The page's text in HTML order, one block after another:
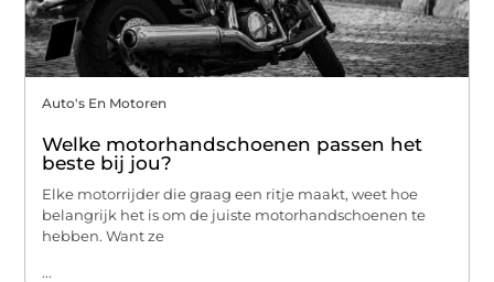
Auto's En Motoren
Welke motorhandschoenen passen het
beste bij jou?
Elke motorrijder die graag een ritje maakt, weet hoe
belangrijk het is om de juiste motorhandschoenen te
hebben. Want ze
...